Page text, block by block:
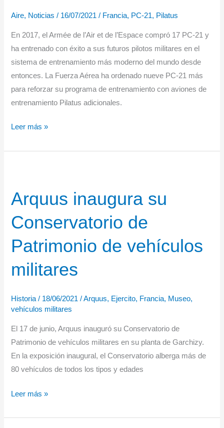
Aire, Noticias / 16/07/2021/ Francia, PC-21, Pilatus
En 2017, el Armée de l’Air et de l’Espace compró 17 PC-21 y
ha entrenado con éxito a sus futuros pilotos militares en el
sistema de entrenamiento más moderno del mundo desde
entonces. La Fuerza Aérea ha ordenado nueve PC-21 más
para reforzar su programa de entrenamiento con aviones de
entrenamiento Pilatus adicionales.
La
Aérea
otros
9
PC-
Leer más »
Arquus inaugura su
Conservatorio de
Patrimonio de vehículos
militares
Historia/ 18/06/2021/Arquus, Ejercito, Francia, Museo,
vehículos militares
El 17 de junio, Arquus inauguró su Conservatorio de
Patrimonio de vehículos militares en su planta de Garchizy.
En la exposición inaugural, el Conservatorio alberga más de
80 vehículos de todos los tipos y edades
Arquus
su
Leer más »